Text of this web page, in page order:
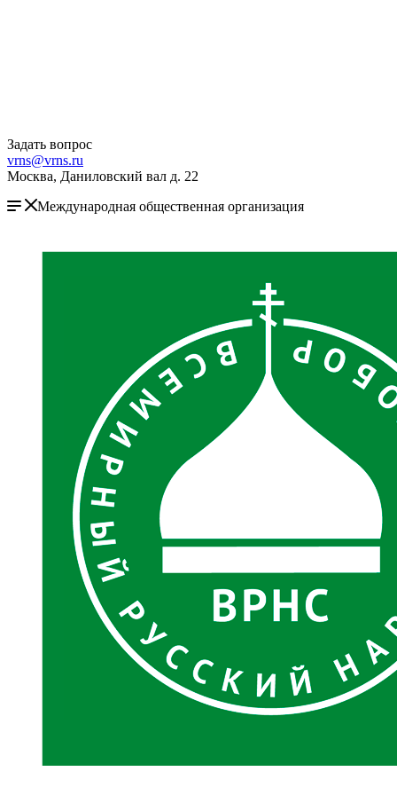
Задать вопрос
vrns@vrns.ru
Москва, Даниловский вал д. 22
Международная общественная организация